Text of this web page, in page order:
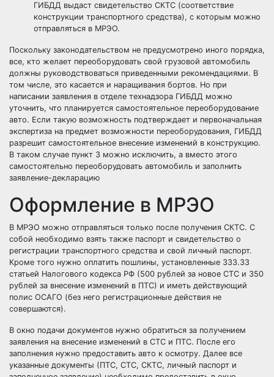
ГИБДД выдаст свидетельство СКТС (соответствие
конструкции транспортного средства), с которым можно
отправляться в МРЭО.
Поскольку законодательством не предусмотрено иного порядка,
все, кто желает переоборудовать свой грузовой автомобиль
должны руководствоваться приведенными рекомендациями. В
том числе, это касается и наращивания бортов. Но при
написании заявления в отделе технадзора ГИБДД можно
уточнить, что планируется самостоятельное переоборудование
авто. Если такую возможность подтверждает и первоначальная
экспертиза на предмет возможности переоборудования, ГИБДД
разрешит самостоятельное внесение изменений в конструкцию.
В таком случае пункт 3 можно исключить, а вместо этого
самостоятельно переоборудовать автомобиль и заполнить
заявление-декларацию
Оформление в МРЭО
В МРЭО можно отправляться только после получения СКТС. С
собой необходимо взять также паспорт и свидетельство о
регистрации транспортного средства и свой личный паспорт.
Кроме того нужно оплатить пошлины, установленные 333.33
статьей Налогового кодекса РФ (500 рублей за новое СТС и 350
рублей за внесение изменений в ПТС) и иметь действующий
полис ОСАГО (без него регистрационные действия не
совершаются).
В окно подачи документов нужно обратиться за получением
заявления на внесение изменений в СТС и ПТС. После его
заполнения нужно предоставить авто к осмотру. Далее все
указанные документы (ПТС, СТС, СКТС, личный паспорт и